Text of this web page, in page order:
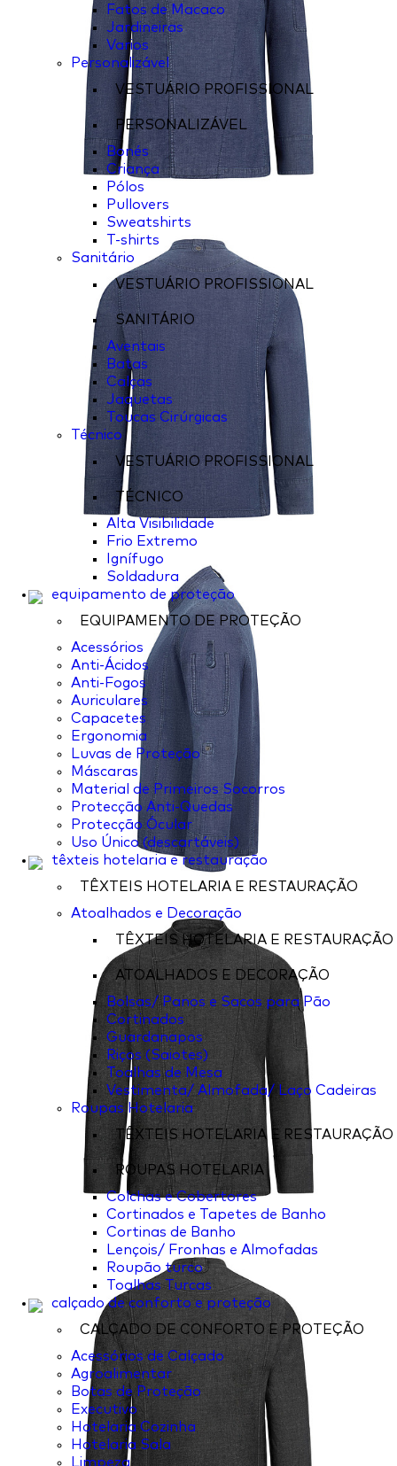
Fatos de Macaco
Jardineiras
Varios
Personalizável
VESTUÁRIO PROFISSIONAL
PERSONALIZÁVEL
Bonés
Criança
Pólos
Pullovers
Sweatshirts
T-shirts
Sanitário
VESTUÁRIO PROFISSIONAL
SANITÁRIO
Aventais
Batas
Calças
Jaquetas
Toucas Cirúrgicas
Técnico
VESTUÁRIO PROFISSIONAL
TÉCNICO
Alta Visibilidade
Frio Extremo
Ignífugo
Soldadura
equipamento de proteção
EQUIPAMENTO DE PROTEÇÃO
Acessórios
Anti-Ácidos
Anti-Fogos
Auriculares
Capacetes
Ergonomia
Luvas de Proteção
Máscaras
Material de Primeiros Socorros
Protecção Anti-Quedas
Protecção Ócular
Uso Único (descartáveis)
têxteis hotelaria e restauração
TÊXTEIS HOTELARIA E RESTAURAÇÃO
Atoalhados e Decoração
TÊXTEIS HOTELARIA E RESTAURAÇÃO
ATOALHADOS E DECORAÇÃO
Bolsas/ Panos e Sacos para Pão
Cortinados
Guardanapos
Riços (Saiotes)
Toalhas de Mesa
Vestimenta/ Almofada/ Laço Cadeiras
Roupas Hotelaria
TÊXTEIS HOTELARIA E RESTAURAÇÃO
ROUPAS HOTELARIA
Colchas e Cobertores
Cortinados e Tapetes de Banho
Cortinas de Banho
Lençois/ Fronhas e Almofadas
Roupão turco
Toalhas Turcas
calçado de conforto e proteção
CALÇADO DE CONFORTO E PROTEÇÃO
Acessórios de Calçado
Agroalimentar
Botas de Proteção
Executivo
Hotelaria Cozinha
Hotelaria Sala
Limpeza